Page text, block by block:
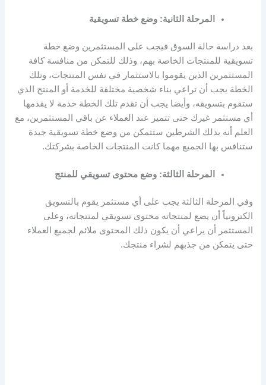
المرحلة الثانية: وضع خطة تسويقية
بعد دراسة حالة السوق فيجب على المستثمرين وضع خطة
تسويقية للمنتجات الخاصة بهم، وذلك للتمكن من منافسة كافة
المستثمرين الذين يقوموا بالاستثمار في نفس المنتجات، وتلك
الخطة يجب أن تراعي بناء شخصية مختلفة للخدمة أو المنتج الذي
ستقوم بتسويقه، وأيضا يجب أن تقدم تلك الخطة خدمة لا يقدمها
أي مستثمر غيرك حتى تتميز عند العملاء عن باقي المستثمرين، مع
العلم أنه بذلك الشرطين ستتمكن من وضع خطة تسويقية جيدة
ستنافس بها الجميع مهما كانت المنتجات الخاصة بشركتك.
المرحلة الثالثة: وضع محتوى تسويقي للمنتج
وفي المرحلة الثالثة يجب على أي مستثمر يقوم بالتسويق
الكترونياً أن يضع لمنتجاته محتوى تسويقي لمنتجاته، وعلى
المستثمر أن يراعي أن يكون ذلك المحتوى ملائم لجميع العملاء
حتى يتمكن من جذبهم لشراء منتجك.